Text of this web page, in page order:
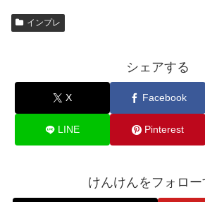
インプレ
シェアする
X Facebook
LINE Pinterest
けんけんをフォロー